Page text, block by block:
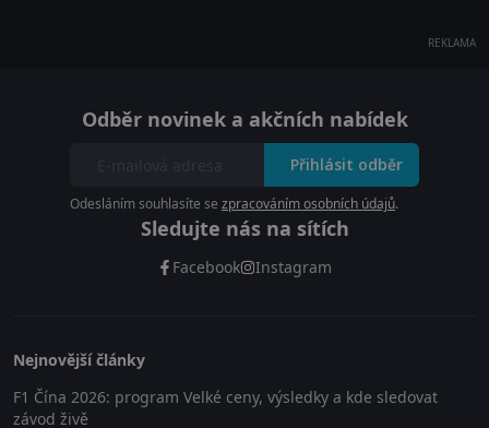
REKLAMA
Odběr novinek a akčních nabídek
Přihlásit odběr
Odesláním souhlasíte se zpracováním osobních údajů.
Sledujte nás na sítích
Facebook Instagram
Nejnovější články
F1 Čína 2026: program Velké ceny, výsledky a kde sledovat
závod živě